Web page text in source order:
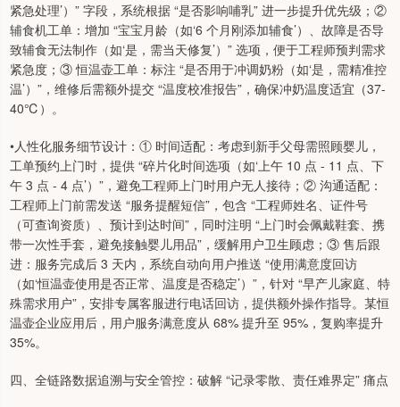
紧急处理’）” 字段，系统根据 “是否影响哺乳” 进一步提升优先级；②
辅食机工单：增加 “宝宝月龄（如‘6 个月刚添加辅食’）、故障是否导
致辅食无法制作（如‘是，需当天修复’）” 选项，便于工程师预判需求
紧急度；③ 恒温壶工单：标注 “是否用于冲调奶粉（如‘是，需精准控
温’）”，维修后需额外提交 “温度校准报告”，确保冲奶温度适宜（37-
40℃）。
•人性化服务细节设计：① 时间适配：考虑到新手父母需照顾婴儿，
工单预约上门时，提供 “碎片化时间选项（如‘上午 10 点 - 11 点、下
午 3 点 - 4 点’）”，避免工程师上门时用户无人接待；② 沟通适配：
工程师上门前需发送 “服务提醒短信”，包含 “工程师姓名、证件号
（可查询资质）、预计到达时间”，同时注明 “上门时会佩戴鞋套、携
带一次性手套，避免接触婴儿用品”，缓解用户卫生顾虑；③ 售后跟
进：服务完成后 3 天内，系统自动向用户推送 “使用满意度回访
（如‘恒温壶使用是否正常、温度是否稳定’）”，针对 “早产儿家庭、特
殊需求用户”，安排专属客服进行电话回访，提供额外操作指导。某恒
温壶企业应用后，用户服务满意度从 68% 提升至 95%，复购率提升
35%。
四、全链路数据追溯与安全管控：破解 “记录零散、责任难界定” 痛点